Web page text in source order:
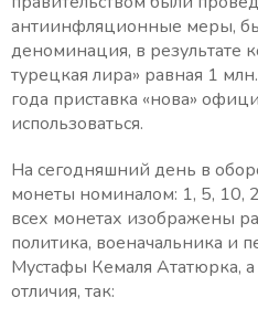
антиинфляционные меры,
деноминация, в результате
турецкая лира» равная 1
года приставка «нова»
использоваться.
На сегодняшний день в
монеты номиналом: 1, 5, 10,
всех монетах изображены
политика, военачальника и
Мустафы Кемаля Ататюрка,
отличия, так: